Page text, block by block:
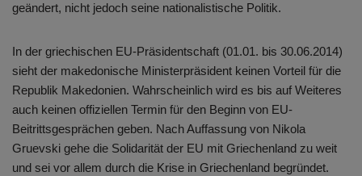
geändert, nicht jedoch seine nationalistische Politik.
In der griechischen EU-Präsidentschaft (01.01. bis 30.06.2014)
sieht der makedonische Ministerpräsident keinen Vorteil für die
Republik Makedonien. Wahrscheinlich wird es bis auf Weiteres
auch keinen offiziellen Termin für den Beginn von EU-
Beitrittsgesprächen geben. Nach Auffassung von Nikola
Gruevski gehe die Solidarität der EU mit Griechenland zu weit
und sei vor allem durch die Krise in Griechenland begründet.